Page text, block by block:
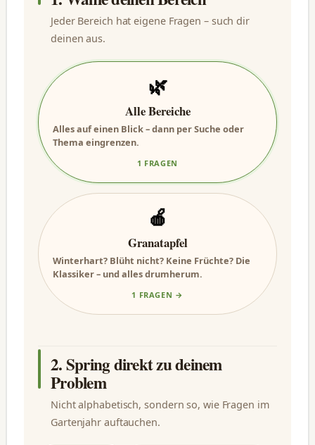
Jeder Bereich hat eigene Fragen – such dir
deinen aus.
🌿
Alle Bereiche
Alles auf einen Blick – dann per Suche oder
Thema eingrenzen.
1 FRAGEN
🍎
Granatapfel
Winterhart? Blüht nicht? Keine Früchte? Die
Klassiker – und alles drumherum.
1 FRAGEN →
2. Spring direkt zu deinem
Problem
Nicht alphabetisch, sondern so, wie Fragen im
Gartenjahr auftauchen.